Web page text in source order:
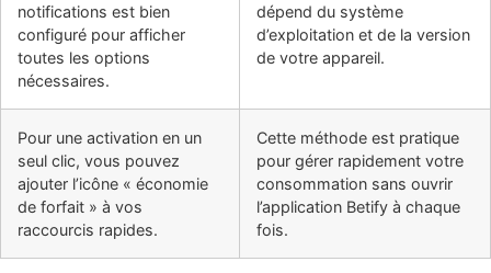
notifications est bien
configuré pour afficher
toutes les options
nécessaires.
dépend du système
d’exploitation et de la version
de votre appareil.
Pour une activation en un
seul clic, vous pouvez
ajouter l’icône « économie
de forfait » à vos
raccourcis rapides.
Cette méthode est pratique
pour gérer rapidement votre
consommation sans ouvrir
l’application Betify à chaque
fois.